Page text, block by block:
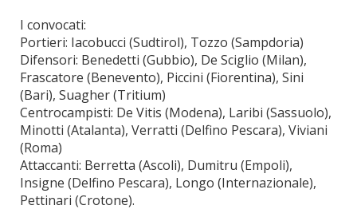
I convocati:
Portieri: Iacobucci (Sudtirol), Tozzo (Sampdoria)
Difensori: Benedetti (Gubbio), De Sciglio (Milan),
Frascatore (Benevento), Piccini (Fiorentina), Sini
(Bari), Suagher (Tritium)
Centrocampisti: De Vitis (Modena), Laribi (Sassuolo),
Minotti (Atalanta), Verratti (Delfino Pescara), Viviani
(Roma)
Attaccanti: Berretta (Ascoli), Dumitru (Empoli),
Insigne (Delfino Pescara), Longo (Internazionale),
Pettinari (Crotone).